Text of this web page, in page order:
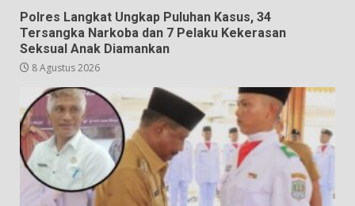
Polres Langkat Ungkap Puluhan Kasus, 34
Tersangka Narkoba dan 7 Pelaku Kekerasan
Seksual Anak Diamankan
8 Agustus 2026